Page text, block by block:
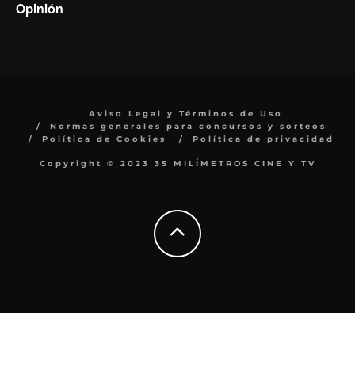
Opinión
Aviso Legal y Términos de Uso
Normas generales para concursos y sorteos
Política de Cookies
Política de privacidad
Copyright © 2023 35 MILÍMETROS CINE Y TV